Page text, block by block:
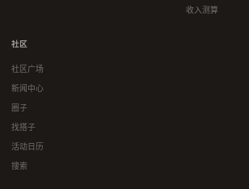
收入测算
社区
社区广场
新闻中心
圈子
找搭子
活动日历
搜索